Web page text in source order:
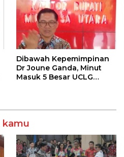
Dibawah Kepemimpinan
Dr Joune Ganda, Minut
Masuk 5 Besar UCLG
kamu